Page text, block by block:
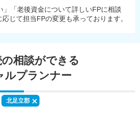
」「老後資金について詳しいFPに相談
じて担当FPの変更も承っております。
相談ができる
ルプランナー
北足立郡